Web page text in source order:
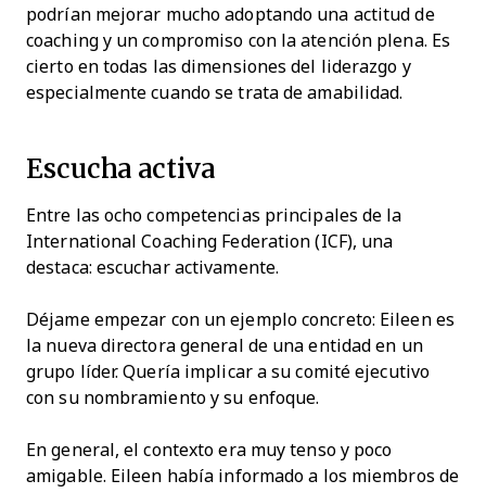
podrían mejorar mucho adoptando una actitud de
coaching y un compromiso con la atención plena. Es
cierto en todas las dimensiones del liderazgo y
especialmente cuando se trata de amabilidad.
Escucha activa
Entre las ocho competencias principales de la
International Coaching Federation (ICF), una
destaca: escuchar activamente.
Déjame empezar con un ejemplo concreto: Eileen es
la nueva directora general de una entidad en un
grupo líder. Quería implicar a su comité ejecutivo
con su nombramiento y su enfoque.
En general, el contexto era muy tenso y poco
amigable. Eileen había informado a los miembros de